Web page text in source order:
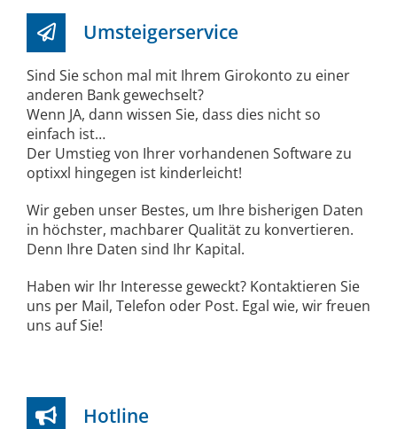
Umsteigerservice
Sind Sie schon mal mit Ihrem Girokonto zu einer
anderen Bank gewechselt?
Wenn JA, dann wissen Sie, dass dies nicht so
einfach ist…
Der Umstieg von Ihrer vorhandenen Software zu
optixxl hingegen ist kinderleicht!
Wir geben unser Bestes, um Ihre bisherigen Daten
in höchster, machbarer Qualität zu konvertieren.
Denn Ihre Daten sind Ihr Kapital.
Haben wir Ihr Interesse geweckt? Kontaktieren Sie
uns per Mail, Telefon oder Post. Egal wie, wir freuen
uns auf Sie!
Hotline